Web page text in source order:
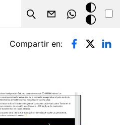
Search
Modo
oscuro
Compartir en: